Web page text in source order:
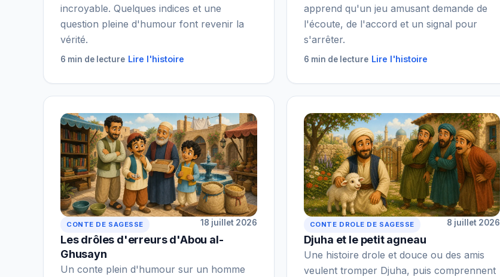
incroyable. Quelques indices et une
question pleine d'humour font revenir la
vérité.
6 min de lecture Lire l'histoire
apprend qu'un jeu amusant demande de
l'écoute, de l'accord et un signal pour
s'arrêter.
6 min de lecture Lire l'histoire
CONTE DE SAGESSE 18 juillet 2026
Les drôles d'erreurs d'Abou al-
Ghusayn
Un conte plein d'humour sur un homme
CONTE DROLE DE SAGESSE 8 juillet 2026
Djuha et le petit agneau
Une histoire drole et douce ou des amis
veulent tromper Djuha, puis comprennent